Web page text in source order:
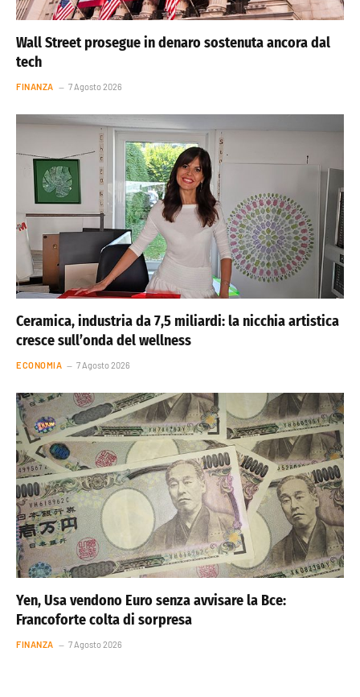
Wall Street prosegue in denaro sostenuta ancora dal
tech
FINANZA 7 Agosto 2026
Ceramica, industria da 7,5 miliardi: la nicchia artistica
cresce sull’onda del wellness
ECONOMIA 7 Agosto 2026
Yen, Usa vendono Euro senza avvisare la Bce:
Francoforte colta di sorpresa
FINANZA 7 Agosto 2026